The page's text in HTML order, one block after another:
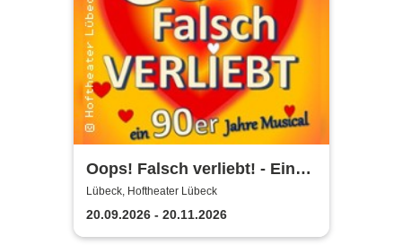
Oops! Falsch verliebt! - Eine
90er Jahre Musicalkomödie
Lübeck, Hoftheater Lübeck
20.09.2026 - 20.11.2026